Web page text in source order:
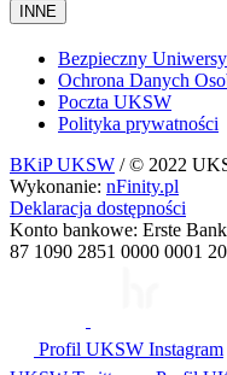
INNE
Bezpieczny
Ochrona Danych
Poczta UKSW
Polityka prywatności
BKiP UKSW / © 2022
Wykonanie: nFinity.pl
Deklaracja dostępności
Konto bankowe: Erste
87 1090 2851 0000 0001
Profil UKSW Instagram